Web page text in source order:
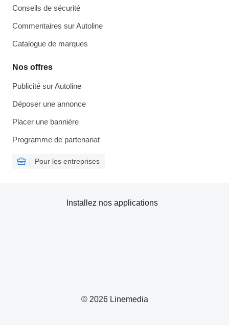
Conseils de sécurité
Commentaires sur Autoline
Catalogue de marques
Nos offres
Publicité sur Autoline
Déposer une annonce
Placer une bannière
Programme de partenariat
Pour les entreprises
© 2026 Linemedia
Installez nos applications